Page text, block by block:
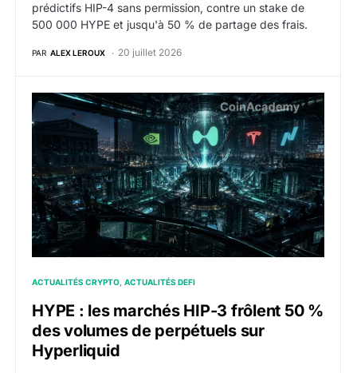
prédictifs HIP-4 sans permission, contre un stake de
500 000 HYPE et jusqu'à 50 % de partage des frais.
PAR ALEX LEROUX 20 juillet 2026
HYPE : les marchés HIP-3 frôlent 50 % des volumes
ACTUALITÉS CRYPTO ACTUALITÉS DEFI
HYPE : les marchés HIP-3 frôlent 50 %
des volumes de perpétuels sur
Hyperliquid